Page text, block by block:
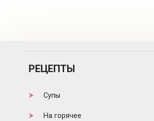
РЕЦЕПТЫ
Супы
На горячее